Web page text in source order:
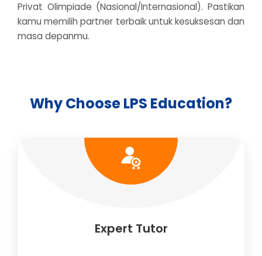
Privat Olimpiade (Nasional/Internasional). Pastikan
kamu memilih partner terbaik untuk kesuksesan dan
masa depanmu.
Why Choose LPS Education?
Expert Tutor